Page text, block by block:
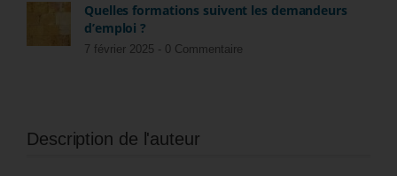
Quelles formations suivent les demandeurs
d’emploi ?
7 février 2025 - 0 Commentaire
Description de l'auteur